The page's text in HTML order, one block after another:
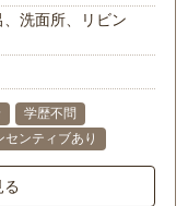
洗面所、リビン
学歴不問
センティブあり
る